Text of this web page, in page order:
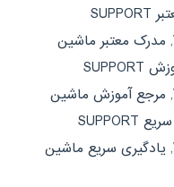
مدرک معتبر SUPPORT
, مدرک معتبر ماشین
مرجع آموزش SUPPORT
, مرجع آموزش ماشین
یادگیری سریع SUPPORT
, یادگیری سریع ماشین